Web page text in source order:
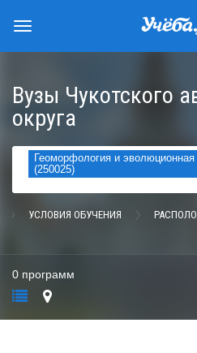
Вузы Чукотского
округа
Геоморфология и эволюционная
(250025)
УСЛОВИЯ ОБУЧЕНИЯ
0 программ